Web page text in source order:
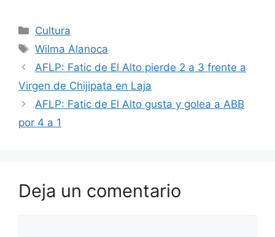
c
e
b
o
o
k
at
s
A
p
p
er
a
m
st
ar
Categorías
Cultura
Etiquetas
Wilma Alanoca
AFLP: Fatic de El Alto pierde 2 a 3 frente a
Virgen de Chijipata en Laja
AFLP: Fatic de El Alto gusta y golea a ABB
por 4 a 1
Deja un comentario